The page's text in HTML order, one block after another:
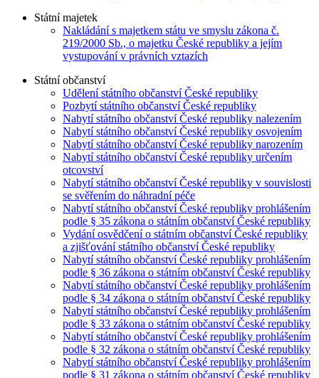
Státní majetek
Nakládání s majetkem státu ve smyslu zákona č.
219/2000 Sb., o majetku České republiky a jejím
vystupování v právních vztazích
Státní občanství
Udělení státního občanství České republiky
Pozbytí státního občanství České republiky
Nabytí státního občanství České republiky nalezením
Nabytí státního občanství České republiky osvojením
Nabytí státního občanství České republiky narozením
Nabytí státního občanství České republiky určením
otcovství
Nabytí státního občanství České republiky v souvislosti
se svěřením do náhradní péče
Nabytí státního občanství České republiky prohlášením
podle § 35 zákona o státním občanství České republiky
Vydání osvědčení o státním občanství České republiky
a zjišťování státního občanství České republiky
Nabytí státního občanství České republiky prohlášením
podle § 36 zákona o státním občanství České republiky
Nabytí státního občanství České republiky prohlášením
podle § 34 zákona o státním občanství České republiky
Nabytí státního občanství České republiky prohlášením
podle § 33 zákona o státním občanství České republiky
Nabytí státního občanství České republiky prohlášením
podle § 32 zákona o státním občanství České republiky
Nabytí státního občanství České republiky prohlášením
podle § 31 zákona o státním občanství České republiky